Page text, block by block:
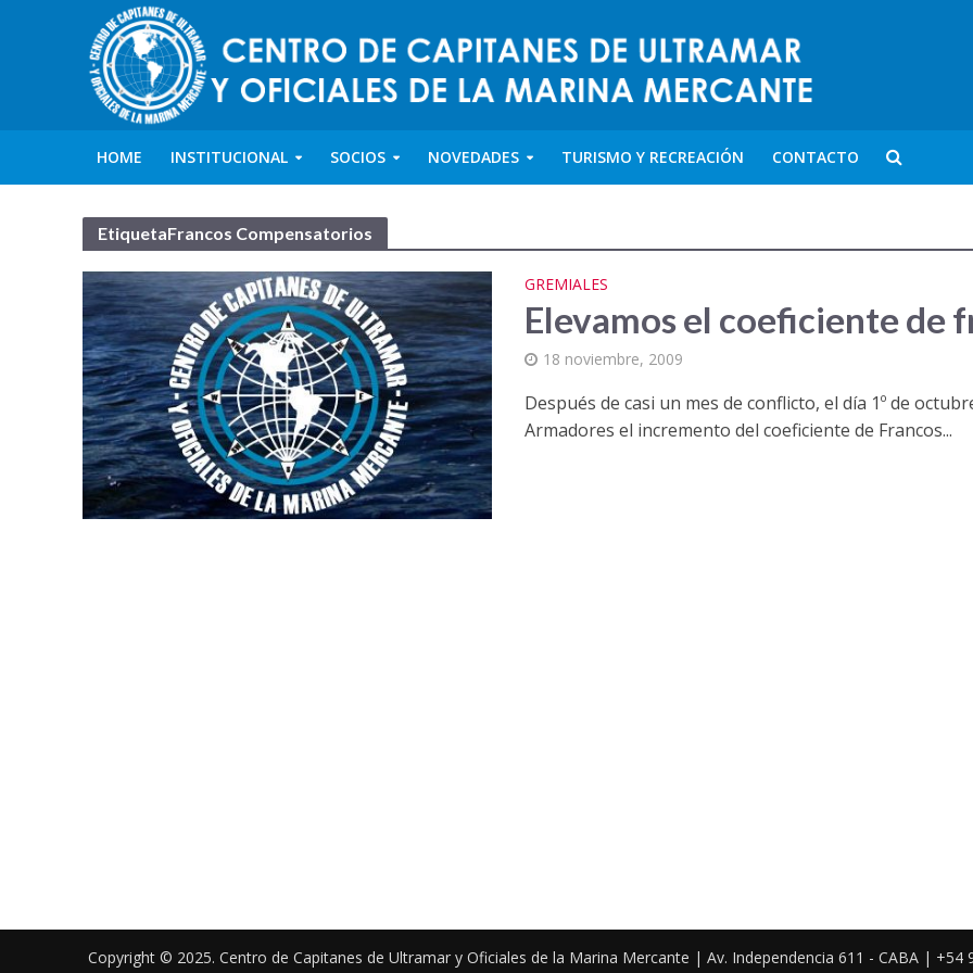
HOME INSTITUCIONAL SOCIOS NOVEDADES TURISMO Y RECREACIÓN CONTACTO
EtiquetaFrancos Compensatorios
GREMIALES
Elevamos el coeficiente de
18 noviembre, 2009
Después de casi un mes de conflicto, el día 1º de
Armadores el incremento del coeficiente de Francos...
Copyright © 2025. Centro de Capitanes de Ultramar y Oficiales de la Marina Mercante | Av. Independencia 611 - CABA | +54